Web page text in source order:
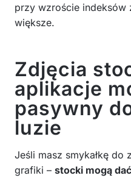
przy wzroście indeksów
większe.
Zdjęcia
aplikacje
pasywny
luzie
Jeśli masz smykałkę
grafiki – stocki mogą